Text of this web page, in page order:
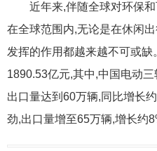
近年来,伴随全球对环保
在全球范围内,无论是在休闲
发挥的作用都越来越不可或
1890.53亿元,其中,中国电动
出口量达到60万辆,同比增长
劲,出口量增至65万辆,增长约